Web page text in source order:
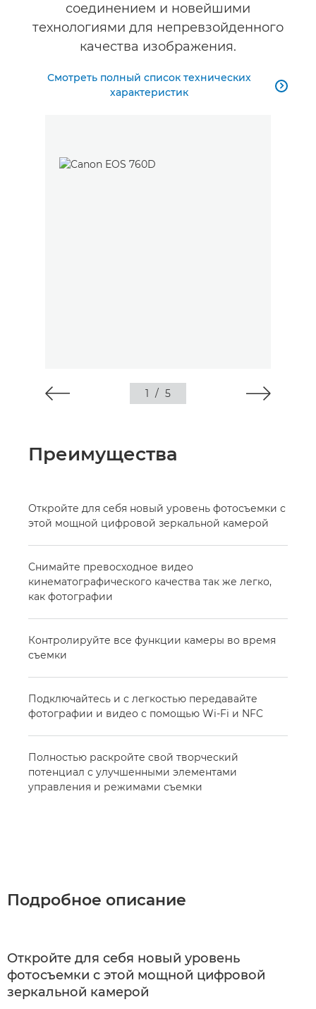
соединением и новейшими
технологиями для непревзойденного
качества изображения.
Смотреть полный список технических
характеристик

1 / 5
Преимущества
Откройте для себя новый уровень фотосъемки с
этой мощной цифровой зеркальной камерой
Снимайте превосходное видео
кинематографического качества так же легко,
как фотографии
Контролируйте все функции камеры во время
съемки
Подключайтесь и с легкостью передавайте
фотографии и видео с помощью Wi-Fi и NFC
Полностью раскройте свой творческий
потенциал с улучшенными элементами
управления и режимами съемки
Подробное описание
Откройте для себя новый уровень
фотосъемки с этой мощной цифровой
зеркальной камерой